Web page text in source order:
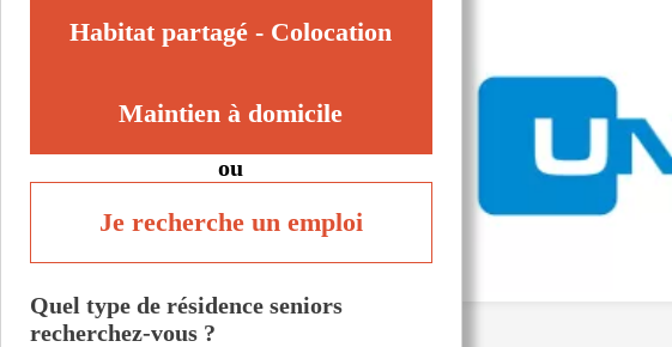
Habitat partagé - Colocation
Maintien à domicile
ou
Je recherche un emploi
Quel type de résidence seniors
recherchez-vous ?